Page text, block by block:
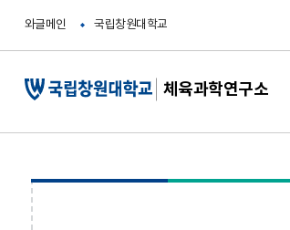
와글메인 국립창원대학교
체육과학연구소